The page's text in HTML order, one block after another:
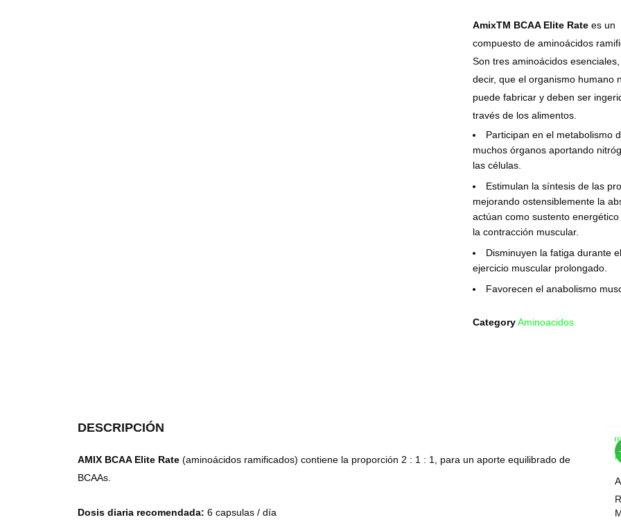
AmixTM BCAA Elite Rate es un
compuesto de aminoácidos
Son tres aminoácidos
decir, que el organismo humano
puede fabricar y deben ser
través de los alimentos.
Participan en el metabolismo
muchos órganos aportando
las células.
Estimulan la síntesis de las
mejorando ostensiblemente la
actúan como sustento
la contracción muscular.
Disminuyen la fatiga durante el
ejercicio muscular prolongado.
Favorecen el anabolismo
CategoryAminoacidos
DESCRIPCIÓN
AMIX BCAA Elite Rate (aminoácidos ramificados) contiene la proporción 2 : 1 : 1, para un aporte equilibrado de
BCAAs.
Dosis diaria recomendada: 6 capsulas / día